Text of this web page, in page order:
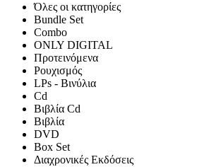
Όλες οι κατηγορίες
Bundle Set
Combo
ONLY DIGITAL
Προτεινόμενα
Ρουχισμός
LPs - Βινύλια
Cd
Βιβλία Cd
Βιβλία
DVD
Box Set
Διαχρονικές Εκδόσεις